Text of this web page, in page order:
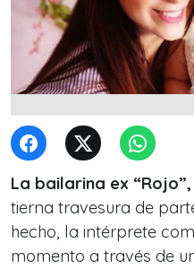
La bailarina ex
tierna travesura de
hecho, la intérprete
momento a través de